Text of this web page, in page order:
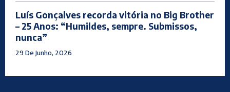
Luís Gonçalves recorda vitória no Big Brother
– 25 Anos: “Humildes, sempre. Submissos,
nunca”
29 De Junho, 2026